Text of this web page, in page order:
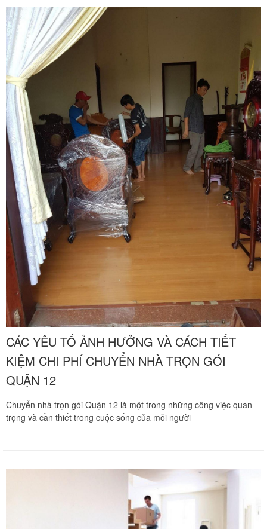
CÁC YÊU TỐ ẢNH HƯỞNG VÀ CÁCH TIẾT
KIỆM CHI PHÍ CHUYỂN NHÀ TRỌN GÓI
QUẬN 12
Chuyển nhà trọn gói Quận 12 là một trong những công việc quan
trọng và cần thiết trong cuộc sống của mỗi người